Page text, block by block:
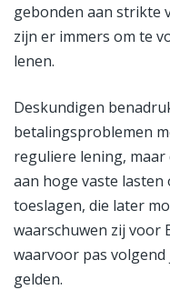
gebonden aan strikte
zijn er immers om te
lenen.
Deskundigen
betalingsproblemen
reguliere lening,
aan hoge vaste
toeslagen, die later
waarschuwen zij voor
waarvoor pas
gelden.